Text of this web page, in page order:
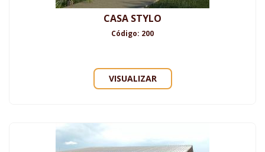
CASA STYLO
Código: 200
VISUALIZAR